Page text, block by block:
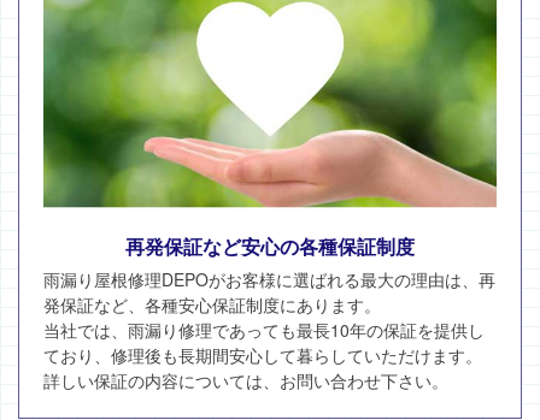
再発保証など安心の各種保証制度
雨漏り屋根修理DEPOがお客様に選ばれる最大の理由は、再
発保証など、各種安心保証制度にあります。
当社では、雨漏り修理であっても最長10年の保証を提供し
ており、修理後も長期間安心して暮らしていただけます。
詳しい保証の内容については、お問い合わせ下さい。